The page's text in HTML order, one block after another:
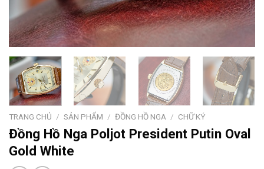
TRANG CHỦ / SẢN PHẨM / ĐỒNG HỒ NGA / CHỮ KÝ
Đồng Hồ Nga Poljot President Putin Oval
Gold White